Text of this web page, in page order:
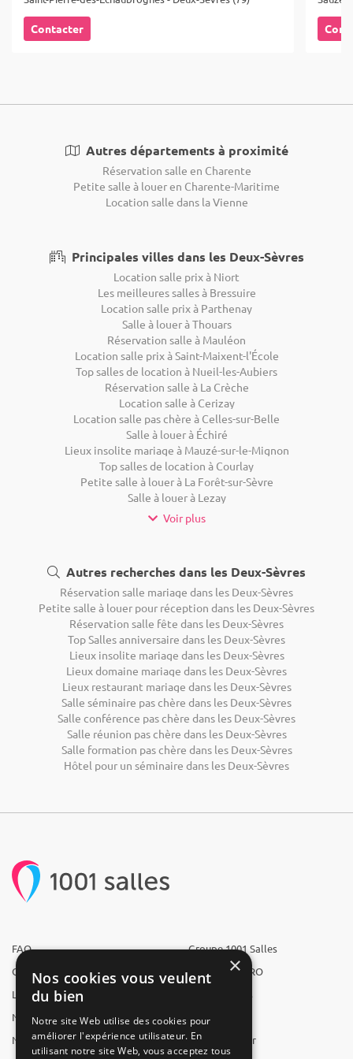
Contacter
Autres départements à proximité
Réservation salle en Charente
Petite salle à louer en Charente-Maritime
Location salle dans la Vienne
Principales villes dans les Deux-Sèvres
Location salle prix à Niort
Les meilleures salles à Bressuire
Location salle prix à Parthenay
Salle à louer à Thouars
Réservation salle à Mauléon
Location salle prix à Saint-Maixent-l'École
Top salles de location à Nueil-les-Aubiers
Réservation salle à La Crèche
Location salle à Cerizay
Location salle pas chère à Celles-sur-Belle
Salle à louer à Échiré
Lieux insolite mariage à Mauzé-sur-le-Mignon
Top salles de location à Courlay
Petite salle à louer à La Forêt-sur-Sèvre
Salle à louer à Lezay
Voir plus
Autres recherches dans les Deux-Sèvres
Réservation salle mariage dans les Deux-Sèvres
Petite salle à louer pour réception dans les Deux-Sèvres
Réservation salle fête dans les Deux-Sèvres
Top Salles anniversaire dans les Deux-Sèvres
Lieux insolite mariage dans les Deux-Sèvres
Lieux domaine mariage dans les Deux-Sèvres
Lieux restaurant mariage dans les Deux-Sèvres
Salle séminaire pas chère dans les Deux-Sèvres
Salle conférence pas chère dans les Deux-Sèvres
Salle réunion pas chère dans les Deux-Sèvres
Salle formation pas chère dans les Deux-Sèvres
Hôtel pour un séminaire dans les Deux-Sèvres
FAQ
Qui sommes-nous ?
L'équipe
Nous recrutons
Nos partenaires
Groupe 1001 Salles
1001 Salles PRO
1001 Traiteurs
1001 Artistes
Reserverunbar
×
Nos cookies vous veulent
du bien
Notre site Web utilise des cookies pour
améliorer l'expérience utilisateur. En
utilisant notre site Web, vous acceptez tous